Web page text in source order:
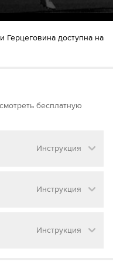
Амир Хаджиахметович
Сеад Колашинац
Герцеговина доступна на
бесплатную
Инструкция
матча
Инструкция
матча
Инструкция